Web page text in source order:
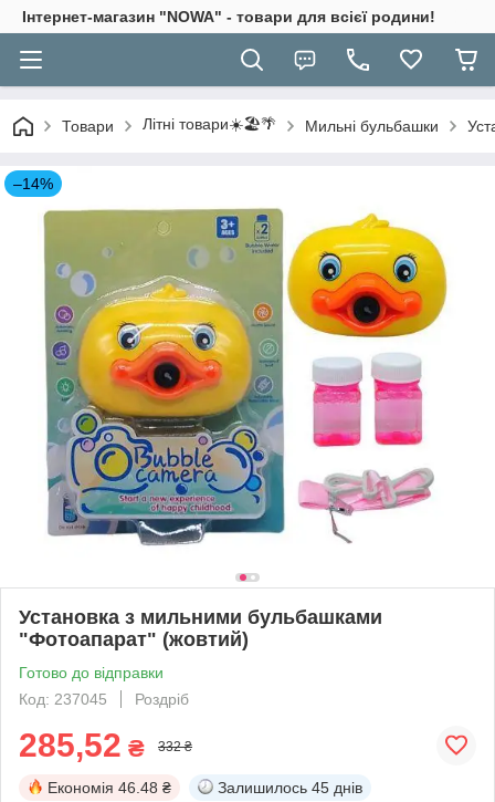
Інтернет-магазин "NOWA" - товари для всієї родини!
Товари Літні товари☀️🏖️🌴 Мильні бульбашки
–14%
Установка з мильними бульбашками
"Фотоапарат" (жовтий)
Готово до відправки
Код: 237045
Роздріб
285,52 ₴ 332 ₴
Економія 46.48 ₴ Залишилось 45 днів